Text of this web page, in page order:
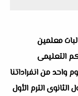
معلمين
التعليمى
واحد من انفراداتنا
الثانوى الترم الأول